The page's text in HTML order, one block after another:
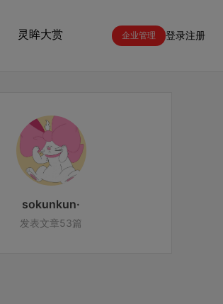
灵眸大赏 企业管理 登录注册
sokunkun·
发表文章53篇